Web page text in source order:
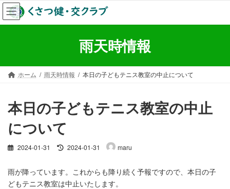
コ
ン
テ
ス
ナ
ビ
ゲ
ン
雨天時情報
ホーム 雨天時情報 本日の子どもテニス教室の中止について
本日の子どもテニス教室の中止
について
2024-01-31
最
新
日
2024-01-31 maru
雨が降っています。これからも降り続く予報ですので、本日の子
どもテニス教室は中止いたします。